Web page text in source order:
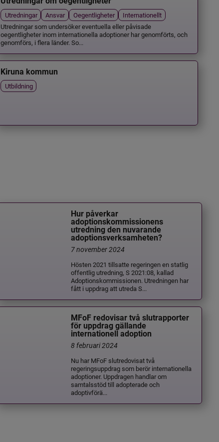
Utredningar Ansvar Oegentligheter
Internationellt
Utredningar som undersöker eventuella eller påvisade
oegentligheter inom internationella adoptioner har genomförts, och
genomförs, i flera länder. So...
Kiruna kommun
Utbildning
Hur påverkar
adoptionskommissionens
utredning den nuvarande
adoptionsverksamheten?
7 november 2024
Hösten 2021 tillsatte regeringen en statlig
offentlig utredning, S 2021:08, kallad
Adoptionskommissionen. Utredningen har
fått i uppdrag att utreda S...
MFoF redovisar två slutrapporter
för uppdrag gällande
internationell adoption
8 februari 2024
Nu har MFoF slutredovisat två
regeringsuppdrag som berör internationella
adoptioner. Uppdragen handlar om
samtalsstöd till adopterade och
adoptivförä...